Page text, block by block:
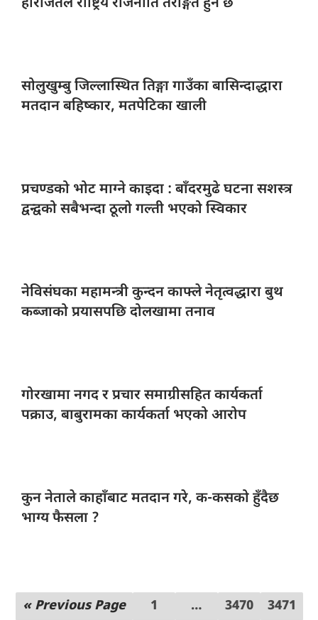
सोलुखुम्बु जिल्लास्थिततिङ्गा गाउँका बासिन्दाद्धारा
मतदान बहिष्कार, मतपेटिका खाली
प्रचण्डको भोटमाग्ने काइदा : बाँदरमुढे घटना सशस्त्र
द्वन्द्वको सबैभन्दा ठूलो गल्ती भएको स्विकार
नेविसंघका महामन्त्रीकुन्दन काफ्ले नेतृत्वद्धारा बुथ
कब्जाको प्रयासपछि दोलखामा तनाव
गोरखामा नगदर प्रचार समाग्रीसहित कार्यकर्ता
पक्राउ, बाबुरामका कार्यकर्ता भएको आरोप
कुन नेतालेकाहाँबाट मतदान गरे, क-कसको हुँदैछ
भाग्य फैसला ?
« Previous Page 1 … 3470 3471